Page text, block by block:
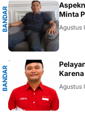
B
A
N
D
A
R
L
A
M
P
U
NG
Minta
Agustus
B
A
N
D
A
R
L
A
M
P
U
N Agustus